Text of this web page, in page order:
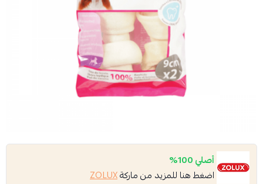
أصلي 100%
اضغط هنا للمزيد من ماركةZOLUX